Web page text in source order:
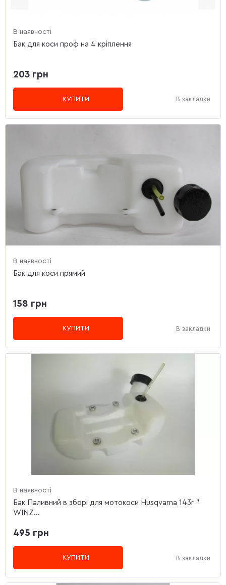
В наявності
Бак для коси проф на 4 кріплення
203 грн
КУПИТИ В закладки
В наявності
Бак для коси прямий
158 грн
КУПИТИ В закладки
В наявності
Бак Паливний в зборі для мотокоси Husqvarna 143r "
WINZ...
495 грн
КУПИТИ В закладки